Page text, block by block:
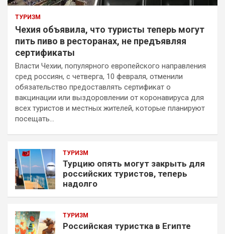
ТУРИЗМ
Чехия объявила, что туристы теперь могут
пить пиво в ресторанах, не предъявляя
сертификаты
Власти Чехии, популярного европейского направления
сред россиян, с четверга, 10 февраля, отменили
обязательство предоставлять сертификат о
вакцинации или выздоровлении от коронавируса для
всех туристов и местных жителей, которые планируют
посещать…
ТУРИЗМ
Турцию опять могут закрыть для
российских туристов, теперь
надолго
ТУРИЗМ
Российская туристка в Египте